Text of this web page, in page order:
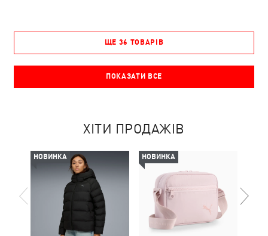
ЩЕ 36 ТОВАРІВ
ПОКАЗАТИ ВСЕ
ХІТИ ПРОДАЖІВ
НОВИНКА НОВИНКА